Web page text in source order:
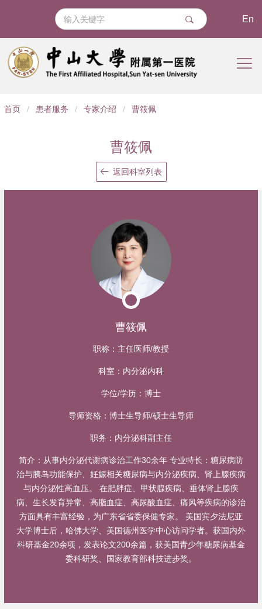
En
导
首页 / 患者服务 / 专家介绍 / 曹筱佩
曹筱佩
返回科室列表
曹筱佩
职称： 主任医师/教授
科室： 内分泌内科
学位/学历： 博士
导师资格： 博士生导师/硕士生导师
职务： 内分泌科副主任
简介： 从事内分泌代谢病诊治工作30余年 专业特长：糖尿病防
治与胰岛功能保护、妊娠相关糖尿病与内分泌疾病、肾上腺疾病
与内分泌性高血压。 在肥胖症、甲状腺疾病、垂体肾上腺疾
病、生长发育异常、高脂血症、高尿酸血症、痛风等疾病的诊治
方面具有丰富经验，为广东省省委保健专家。 美国宾夕法尼亚
大学博士后，哈佛大学、美国德州医学中心访问学者。获国内外
科研基金20余项，发表论文200余篇，获美国青少年糖尿病基金
委科研奖、国家教育部科技进步奖。